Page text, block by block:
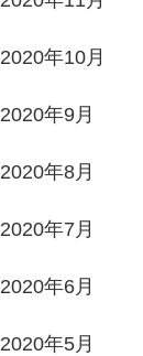
2020年10月
2020年9月
2020年8月
2020年7月
2020年6月
2020年5月